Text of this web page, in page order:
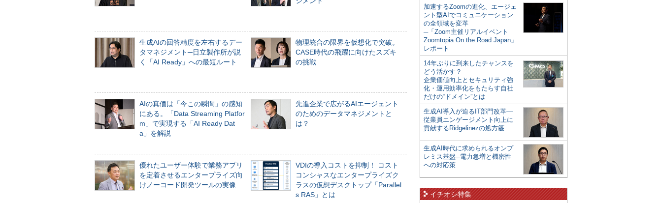
生成AIの回答精度を左右するデー
タマネジメント─日立製作所が説
く「AI Ready」への最短ルート
物理統合の限界を仮想化で突破。
CASE時代の飛躍に向けたスズキ
の挑戦
AIの真価は「今この瞬間」の感知
にある。「Data Streaming Platfor
m」で実現する「AI Ready Dat
a」を解説
先進企業で広がるAIエージェント
のためのデータマネジメントと
は？
優れたユーザー体験で業務アプリ
を定着させるエンタープライズ向
けノーコード開発ツールの実像
VDIの導入コストを抑制！ コスト
コンシャスなエンタープライズク
ラスの仮想デスクトップ「Parallel
s RAS」とは
加速するZoomの進化、エージェ
ント型AIでコミュニケーション
の全領域を変革
─「Zoom主催リアルイベント
Zoomtopia On the Road Japan」
レポート
14年ぶりに到来したチャンスを
どう活かす？
企業価値向上とセキュリティ強
化・運用効率化をもたらす自社
だけの“ドメイン”とは
生成AI導入が迫るIT部門改革―
従業員エンゲージメント向上に
貢献するRidgelinezの処方箋
生成AI時代に求められるオンプ
レミス基盤─電力急増と機密性
への対応策
イチオシ特集